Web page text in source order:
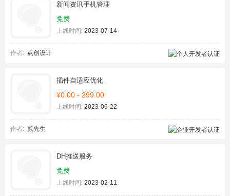
新闻资讯手机管理
免费
上线时间: 2023-07-14
作者: 点创设计
插件自适应优化
¥0.00 - 299.00
上线时间: 2023-06-22
作者: 贰先生
DH推送服务
免费
上线时间: 2023-02-11